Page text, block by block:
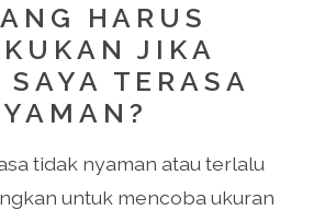
HARUS
JIKA
SAYA TERASA
tidak nyaman atau terlalu
untuk mencoba ukuran